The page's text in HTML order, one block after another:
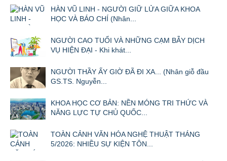
HÀN VŨ LINH - NGƯỜI GIỮ LỬA GIỮA KHOA
HỌC VÀ BÁO CHÍ (Nhân...
NGƯỜI CAO TUỔI VÀ NHỮNG CẠM BẪY DỊCH
VỤ HIỆN ĐẠI - Khi khát...
NGƯỜI THẦY ẤY GIỜ ĐÃ ĐI XA... (Nhân giỗ đầu
GS.TS. Nguyễn...
KHOA HỌC CƠ BẢN: NỀN MÓNG TRI THỨC VÀ
NĂNG LỰC TỰ CHỦ QUỐC...
TOÀN CẢNH VĂN HÓA NGHỆ THUẬT THÁNG
5/2026: NHIỀU SỰ KIỆN TÔN...